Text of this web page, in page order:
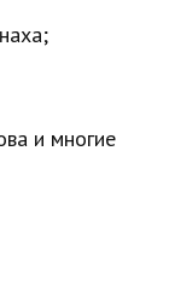
и многие